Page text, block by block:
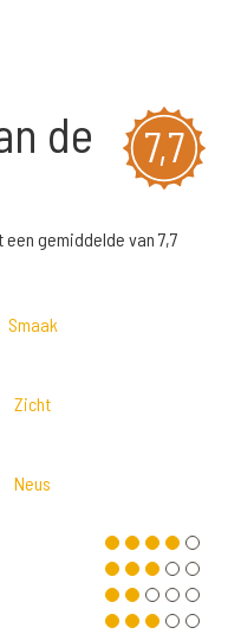
7,7
de
gemiddelde van 7,7
Smaak
Zicht
Neus